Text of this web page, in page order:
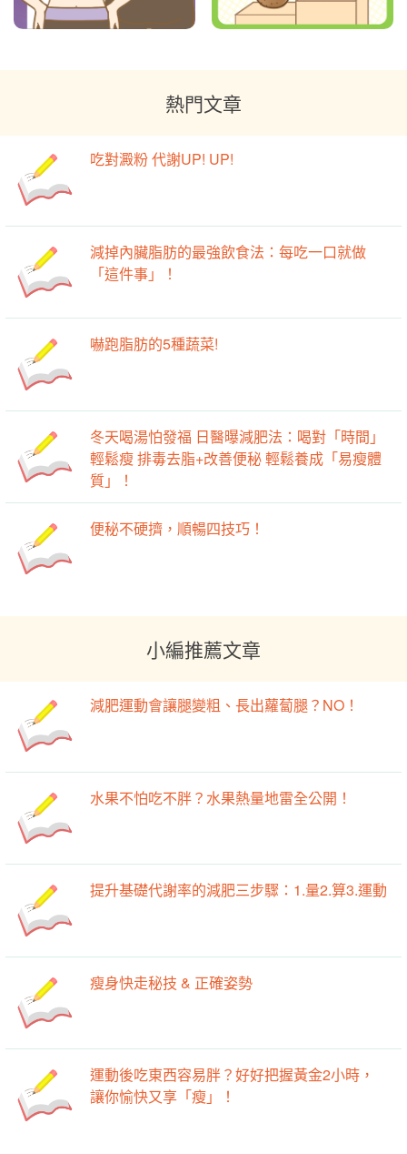
熱門文章
吃對澱粉 代謝UP! UP!
減掉內臟脂肪的最強飲食法：每吃一口就做
「這件事」！
嚇跑脂肪的5種蔬菜!
冬天喝湯怕發福 日醫曝減肥法：喝對「時間」
輕鬆瘦 排毒去脂+改善便秘 輕鬆養成「易瘦體
質」！
便秘不硬擠，順暢四技巧！
小編推薦文章
減肥運動會讓腿變粗、長出蘿蔔腿？NO！
水果不怕吃不胖？水果熱量地雷全公開！
提升基礎代謝率的減肥三步驟：1.量2.算3.運動
瘦身快走秘技 & 正確姿勢
運動後吃東西容易胖？好好把握黃金2小時，
讓你愉快又享「瘦」！